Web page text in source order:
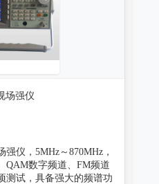
场强仪
强仪，5MHz～870MHz，
QAM数字频道、FM频道
测试，具备强大的频谱功